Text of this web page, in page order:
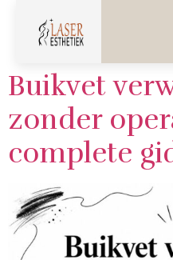
Buikvet
zonder
complete